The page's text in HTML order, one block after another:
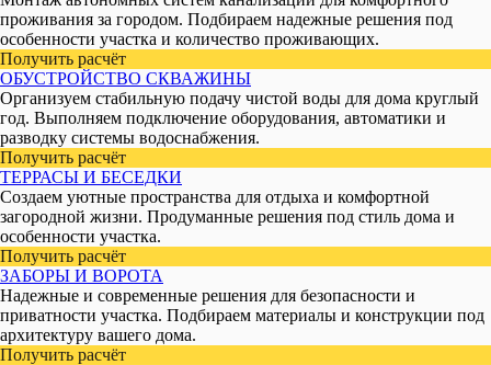
проживания за городом. Подбираем надежные решения под
особенности участка и количество проживающих.
Получить расчёт
ОБУСТРОЙСТВО СКВАЖИНЫ
Организуем стабильную подачу чистой воды для дома круглый
год. Выполняем подключение оборудования, автоматики и
разводку системы водоснабжения.
Получить расчёт
ТЕРРАСЫ И БЕСЕДКИ
Создаем уютные пространства для отдыха и комфортной
загородной жизни. Продуманные решения под стиль дома и
особенности участка.
Получить расчёт
ЗАБОРЫ И ВОРОТА
Надежные и современные решения для безопасности и
приватности участка. Подбираем материалы и конструкции под
архитектуру вашего дома.
Получить расчёт